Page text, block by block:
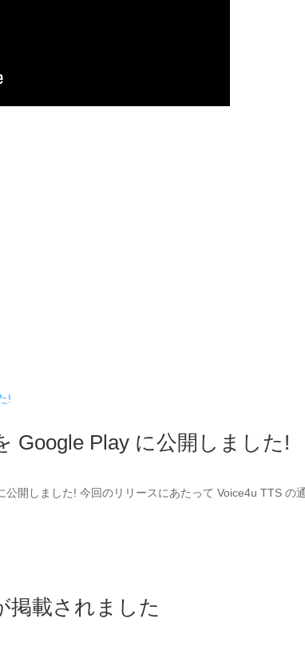
Google Play に公開しました!
開しました! 今回のリリースにあたって Voice4u TTS の
掲載されました